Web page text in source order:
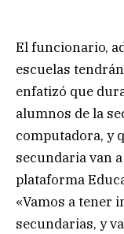
El funcionario,
escuelas
enfatizó que
alumnos de la
computadora, y
secundaria van
plataforma
«Vamos a tener
secundarias, y